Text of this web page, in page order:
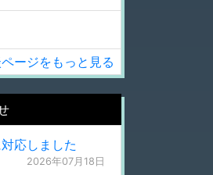
ージをもっと見る
応しました
2026年07月18日